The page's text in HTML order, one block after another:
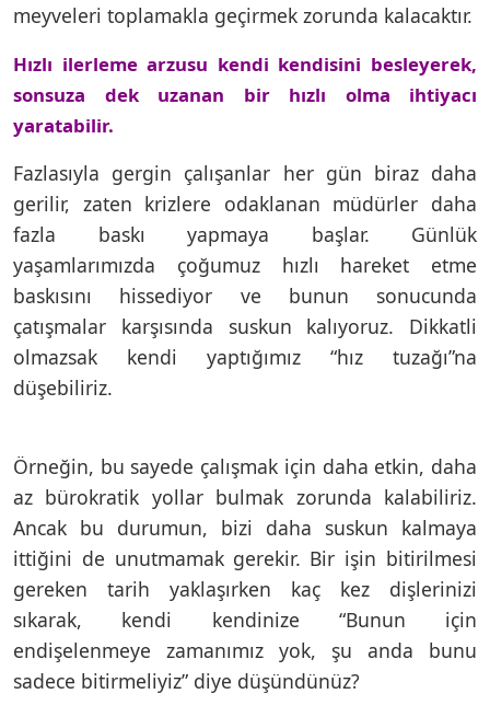
meyveleri toplamakla geçirmek zorunda kalacaktır.
Hızlı ilerleme arzusu kendi kendisini besleyerek,
sonsuza dek uzanan bir hızlı olma ihtiyacı
yaratabilir.
Fazlasıyla gergin çalışanlar her gün biraz daha
gerilir, zaten krizlere odaklanan müdürler daha
fazla baskı yapmaya başlar. Günlük
yaşamlarımızda çoğumuz hızlı hareket etme
baskısını hissediyor ve bunun sonucunda
çatışmalar karşısında suskun kalıyoruz. Dikkatli
olmazsak kendi yaptığımız “hız tuzağı”na
düşebiliriz.
Örneğin, bu sayede çalışmak için daha etkin, daha
az bürokratik yollar bulmak zorunda kalabiliriz.
Ancak bu durumun, bizi daha suskun kalmaya
ittiğini de unutmamak gerekir. Bir işin bitirilmesi
gereken tarih yaklaşırken kaç kez dişlerinizi
sıkarak, kendi kendinize “Bunun için
endişelenmeye zamanımız yok, şu anda bunu
sadece bitirmeliyiz” diye düşündünüz?